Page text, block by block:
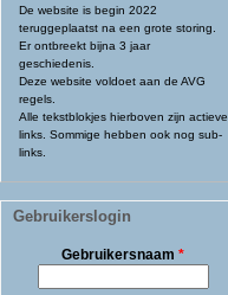
De website is begin 2022
teruggeplaatst na een grote storing.
Er ontbreekt bijna 3 jaar
geschiedenis.
Deze website voldoet aan de AVG
regels.
Alle tekstblokjes hierboven zijn actieve
links. Sommige hebben ook nog sub-
links.
Gebruikerslogin
Gebruikersnaam*